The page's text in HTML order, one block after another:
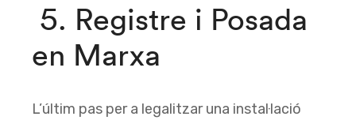
5. Registre i Posada
en Marxa
L’últim pas per a legalitzar una instal·lació